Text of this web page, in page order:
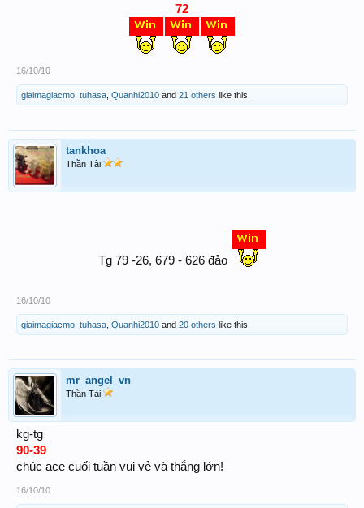
72
16/10/10
giaimagiacmo tuhasa Quanhi2010 and 21 others like this.
tankhoa
Thần Tài
Tg 79 -26, 679 - 626 đảo
16/10/10
giaimagiacmo tuhasa Quanhi2010 and 20 others like this.
mr_angel_vn
Thần Tài
kg-tg
90-39
chúc ace cuối tuần vui vẻ và thắng lớn!
16/10/10